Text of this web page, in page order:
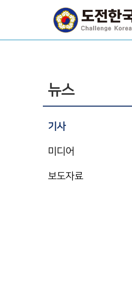
뉴스
기사
미디어
보도자료